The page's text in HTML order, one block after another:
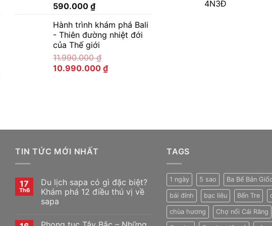
590.000 ₫
Hành trình khám phá Bali
- Thiên đường nhiệt đới
của Thế giới
11.990.000₫
10.990.000 ₫
4N3Đ
TIN TỨC MỚI NHẤT
17
Th6
Du lịch sapa có gì đặc biệt?
Khám phá 12 điều thú vị về
sapa
TAGS
1 ngày 5 sao Ba Bể Bản
bái đính bạc liêu Bến Tre
chùa hương Chợ nổi Cái Răng